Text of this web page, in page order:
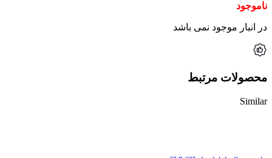
ناموجود
در انبار موجود نمی باشد
محصولات مرتبط
Similar